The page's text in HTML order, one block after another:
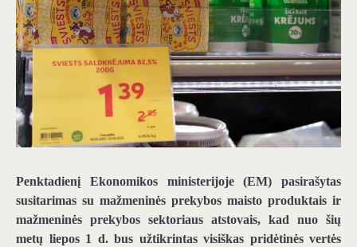
Penktadienį Ekonomikos ministerijoje (EM) pasirašytas
susitarimas su mažmeninės prekybos maisto produktais ir
mažmeninės prekybos sektoriaus atstovais, kad nuo šių
metų liepos 1 d. bus užtikrintas visiškas pridėtinės vertės